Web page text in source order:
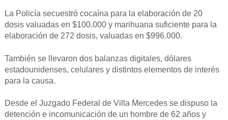
La Policía secuestró cocaína para la elaboración de 20
dosis valuadas en $100.000 y marihuana suficiente para la
elaboración de 272 dosis, valuadas en $996.000.
También se llevaron dos balanzas digitales, dólares
estadounidenses, celulares y distintos elementos de interés
para la causa.
Desde el Juzgado Federal de Villa Mercedes se dispuso la
detención e incomunicación de un hombre de 62 años y